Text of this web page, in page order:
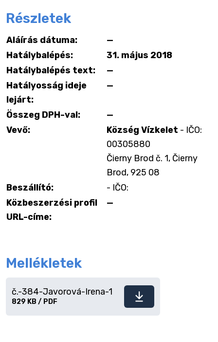
Részletek
Aláírás dátuma:
—
Hatálybalépés:
31. május 2018
Hatálybalépés text:
—
Hatályosság ideje
lejárt:
—
Összeg DPH-val:
—
Vevő:
Község Vízkelet - IČO:
00305880
Čierny Brod č. 1, Čierny
Brod, 925 08
Beszállító:
- IČO:
Közbeszerzési profil
URL-címe:
—
Mellékletek
Fájl
č.-384-Javorová-Irena-1
829 KB / PDF